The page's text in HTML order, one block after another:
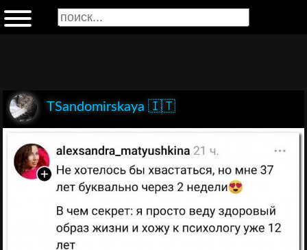
TSandomirskaya 🇮🇹